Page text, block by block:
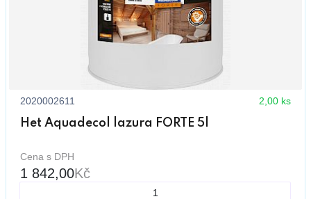
2020002611 2,00 ks
Het Aquadecol lazura FORTE 5l
Cena s DPH
1 842,00Kč